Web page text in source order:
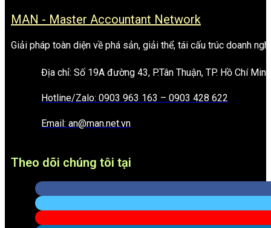
MAN - Master Accountant Network
Giải pháp toàn diện về phá sản, giải thể, tái cấu trúc doanh
Địa chỉ: Số 19A đường 43, P.Tân Thuận, TP. Hồ Chí Minh
Hotline/Zalo: 0903 963 163 – 0903 428 622
Email: an@man.net.vn
Theo dõi chúng tôi tại